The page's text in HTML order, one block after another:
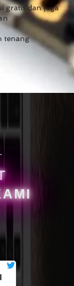
gratis dan juga
tenang